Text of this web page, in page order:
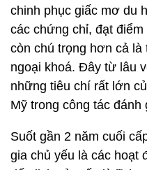
chinh phục giấc mơ du
các chứng chỉ, đạt
còn chú trọng hơn cả là
ngoại khoá. Đây từ lâu
những tiêu chí rất lớn
Mỹ trong công tác đánh
Suốt gần 2 năm cuối
gia chủ yếu là các hoạt